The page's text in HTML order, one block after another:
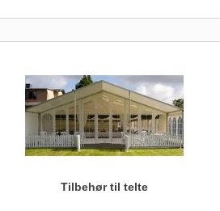
Tilbehør til telte